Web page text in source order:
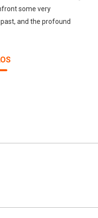
some very
and the profound